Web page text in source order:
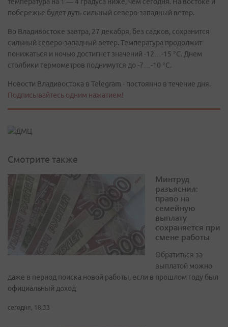
побережье будет дуть сильный северо-западный ветер.
Во Владивостоке завтра, 27 декабря, без садков, сохранится
сильный северо-западный ветер. Температура продолжит
понижаться и ночью достигнет значений -12…-15 °C. Днем
столбики термометров поднимутся до -7…-10 °C.
Новости Владивостока в Telegram - постоянно в течение дня.
Подписывайтесь одним нажатием!
Смотрите также
Минтруд
разъяснил:
право на
семейную
выплату
сохраняется при
смене работы
Обратиться за
выплатой можно
даже в период поиска новой работы, если в прошлом году был
официальный доход
сегодня, 18:33